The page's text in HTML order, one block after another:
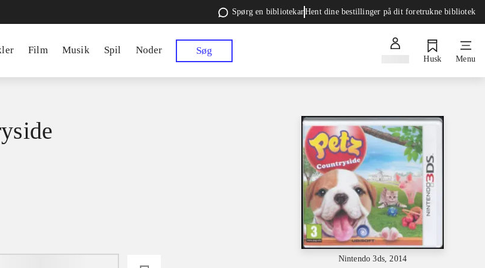
Spørg en bibliotekarHent dine bestillinger på dit foretrukne bibliotek
Film Musik Spil Noder Søg
Husk Menu
Nintendo 3ds, 2014